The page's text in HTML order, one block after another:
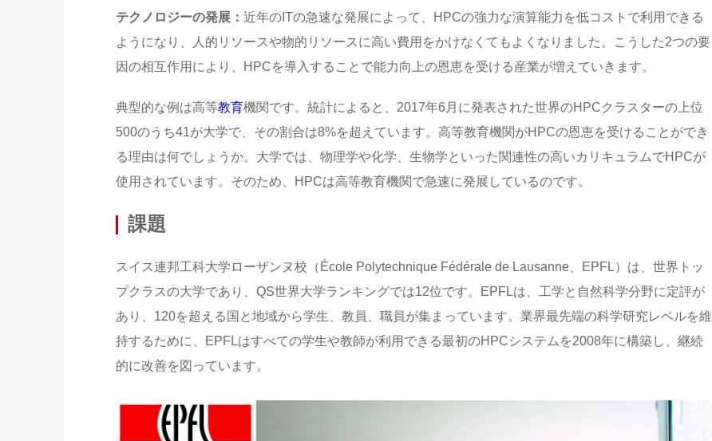
テクノロジーの発展： 近年のITの急速な発展によって、HPCの強力な演算能力を低コストで利用できる
ようになり、人的リソースや物的リソースに高い費用をかけなくてもよくなりました。こうした2つの要
因の相互作用により、HPCを導入することで能力向上の恩恵を受ける産業が増えていきます。
典型的な例は高等教育機関です。統計によると、2017年6月に発表された世界のHPCクラスターの上位
500のうち41が大学で、その割合は8%を超えています。高等教育機関がHPCの恩恵を受けることができ
る理由は何でしょうか。大学では、物理学や化学、生物学といった関連性の高いカリキュラムでHPCが
使用されています。そのため、HPCは高等教育機関で急速に発展しているのです。
課題
スイス連邦工科大学ローザンヌ校（École Polytechnique Fédérale de Lausanne、EPFL）は、世界トッ
プクラスの大学であり、QS世界大学ランキングでは12位です。EPFLは、工学と自然科学分野に定評が
あり、120を超える国と地域から学生、教員、職員が集まっています。業界最先端の科学研究レベルを維
持するために、EPFLはすべての学生や教師が利用できる最初のHPCシステムを2008年に構築し、継続
的に改善を図っています。